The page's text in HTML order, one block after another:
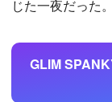
じた一夜だった。
GLIM